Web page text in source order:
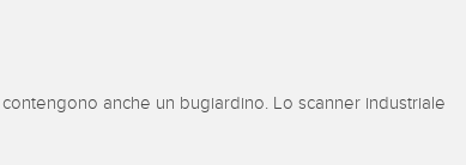
anche un bugiardino. Lo scanner industriale